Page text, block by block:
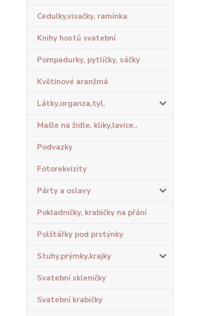
Cedulky,visačky, ramínka
Knihy hostů svatební
Pompadurky, pytlíčky, sáčky
Květinové aranžmá
Látky,organza,tyl,
Mašle na židle, kliky,lavice..
Podvazky
Fotorekvizity
Párty a oslavy
Pokladničky, krabičky na přání
Polštářky pod prstýnky
Stuhy,prýmky,krajky
Svatební skleničky
Svatební krabičky